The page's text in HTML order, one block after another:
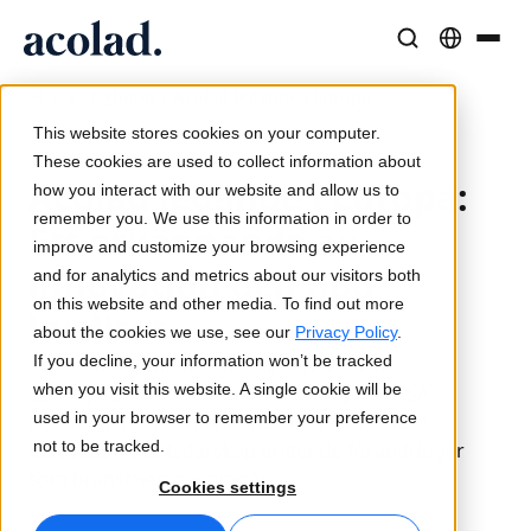
This website stores cookies on your computer.
These cookies are used to collect information about
how you interact with our website and allow us to
remember you. We use this information in order to
improve and customize your browsing experience
and for analytics and metrics about our visitors both
on this website and other media. To find out more
about the cookies we use, see our Privacy Policy.
If you decline, your information won’t be tracked
when you visit this website. A single cookie will be
used in your browser to remember your preference
not to be tracked.
Cookies settings
Översättning
AI-hastighet, mänsklig precision
Tolkning
Sömlös kommunikation var som helst
Media och underhållning
Ta berättelser till varje skärm
Konsult- och outsourcingtjänster
Lia Translate
Omedelbara översättningar i linje med ert varumärke
Anslutning
Arbetsflödesintegration gjord enkel
AI-tolkning
Röstöversättning i realtid
Kvalitetssäkring
Kundcase
Verkliga resultat från våra kunder
Artiklar
Expertperspektiv på globalt innehåll
E-böcker
Fördjupande guider och strategier
Webbinarier on demand
Om Acolad
Hållbarhet
Partners
Nyheter
10 juli 2024
Acolad ledande i Europa:
Ett erkännande av
innovation och hög
kvalitet
Acolad har blivit utsedda till den främsta
språktjänstleverantören i Västeuropa av CSA
Research. Detta erkännande belyser Acolads
innovation och ledarskap under de förändringar
som branschen genomgår.